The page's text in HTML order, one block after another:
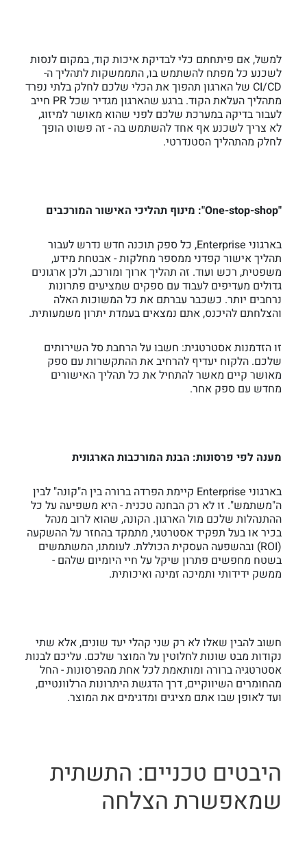
למשל, אם פיתחתם כלי לבדיקת איכות קוד, במקום לנסות
לשכנע כל מפתח להשתמש בו, התממשקות לתהליך ה-
CI/CD של הארגון תהפוך את הכלי שלכם לחלק בלתי נפרד
מתהליך העלאת הקוד. ברגע שהארגון מגדיר שכל PR חייב
לעבור בדיקה במערכת שלכם לפני שהוא מאושר למיזוג,
לא צריך לשכנע אף אחד להשתמש בה - זה פשוט הופך
לחלק מהתהליך הסטנדרטי.
"One-stop-shop": מינוף תהליכי האישור המורכבים
בארגוני Enterprise, כל ספק תוכנה חדש נדרש לעבור
תהליך אישור קפדני ממספר מחלקות - אבטחת מידע,
משפטית, רכש ועוד. זה תהליך ארוך ומורכב, ולכן ארגונים
גדולים מעדיפים לעבוד עם ספקים שמציעים פתרונות
נרחבים יותר. כשכבר עברתם את כל המשוכות האלה
והצלחתם להיכנס, אתם נמצאים בעמדת יתרון משמעותית.
זו הזדמנות אסטרטגית: חשבו על הרחבת סל השירותים
שלכם. הלקוח יעדיף להרחיב את ההתקשרות עם ספק
מאושר קיים מאשר להתחיל את כל תהליך האישורים
מחדש עם ספק אחר.
מענה לפי פרסונות: הבנת המורכבות הארגונית
בארגוני Enterprise קיימת הפרדה ברורה בין ה"קונה" לבין
ה"משתמש". זו לא רק הבחנה טכנית - היא משפיעה על כל
ההתנהלות שלכם מול הארגון. הקונה, שהוא לרוב מנהל
בכיר או בעל תפקיד אסטרטגי, מתמקד בהחזר על ההשקעה
(ROI) ובהשפעה העסקית הכוללת. לעומתו, המשתמשים
בשטח מחפשים פתרון שיקל על חיי היומיום שלהם -
ממשק ידידותי ותמיכה זמינה ואיכותית.
חשוב להבין שאלו לא רק שני קהלי יעד שונים, אלא שתי
נקודות מבט שונות לחלוטין על המוצר שלכם. עליכם לבנות
אסטרטגיה ברורה ומותאמת לכל אחת מהפרסונות - החל
מהחומרים השיווקיים, דרך הדגשת היתרונות הרלוונטיים,
ועד לאופן שבו אתם מציגים ומדגימים את המוצר.
היבטים טכניים: התשתית
שמאפשרת הצלחה